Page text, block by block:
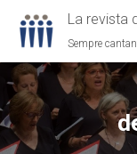
La revista
Sempre